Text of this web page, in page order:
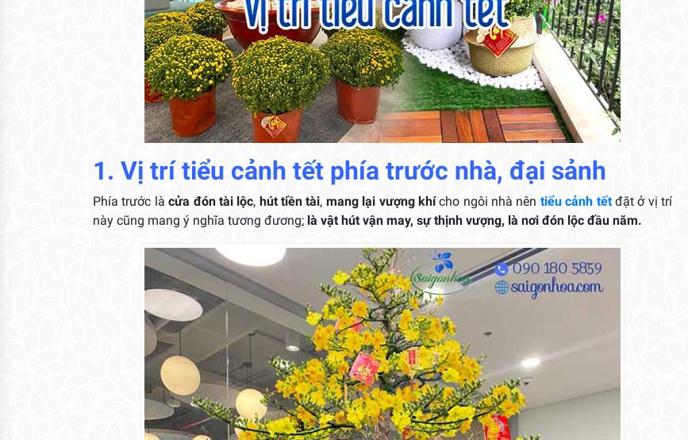
1. Vị trí tiểu cảnh tết phía trước nhà, đại sảnh
Phía trước làcửa đón tài lộc, hút tiền tài, mang lại vượng khícho ngôi nhà nên tiểu cảnh tết đặt ở vị trí
này cũng mang ý nghĩa tương đương; là vật hút vận may, sự thịnh vượng, là nơi đón lộc đầu năm.